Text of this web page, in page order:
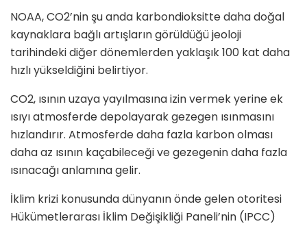
NOAA, CO2’nin şu anda karbondioksitte daha doğal
kaynaklara bağlı artışların görüldüğü jeoloji
tarihindeki diğer dönemlerden yaklaşık 100 kat daha
hızlı yükseldiğini belirtiyor.
CO2, ısının uzaya yayılmasına izin vermek yerine ek
ısıyı atmosferde depolayarak gezegen ısınmasını
hızlandırır. Atmosferde daha fazla karbon olması
daha az ısının kaçabileceği ve gezegenin daha fazla
ısınacağı anlamına gelir.
İklim krizi konusunda dünyanın önde gelen otoritesi
Hükümetlerarası İklim Değişikliği Paneli’nin (IPCC)